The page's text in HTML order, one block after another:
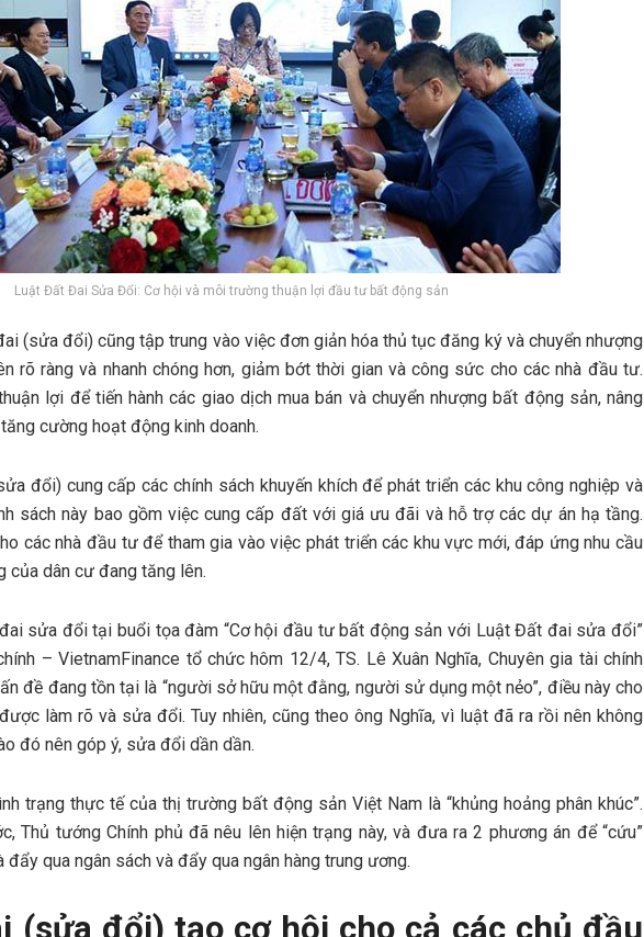
Luật Đất Đai Sửa Đổi: Cơ hội và môi trường thuận lợi đầu tư bất động sản
(sửa đổi) cũng tập trung vào việc đơn giản hóa thủ tục đăng ký và chuyển nhượng
rõ ràng và nhanh chóng hơn, giảm bớt thời gian và công sức cho các nhà đầu tư.
lợi để tiến hành các giao dịch mua bán và chuyển nhượng bất động sản, nâng
cường hoạt động kinh doanh.
đổi) cung cấp các chính sách khuyến khích để phát triển các khu công nghiệp và
sách này bao gồm việc cung cấp đất với giá ưu đãi và hỗ trợ các dự án hạ tầng.
các nhà đầu tư để tham gia vào việc phát triển các khu vực mới, đáp ứng nhu cầu
của dân cư đang tăng lên.
sửa đổi tại buổi tọa đàm “Cơ hội đầu tư bất động sản với Luật Đất đai sửa đổi”
– VietnamFinance tổ chức hôm 12/4, TS. Lê Xuân Nghĩa, Chuyên gia tài chính
đề đang tồn tại là “người sở hữu một đằng, người sử dụng một nẻo”, điều này cho
làm rõ và sửa đổi. Tuy nhiên, cũng theo ông Nghĩa, vì luật đã ra rồi nên không
đó nên góp ý, sửa đổi dần dần.
trạng thực tế của thị trường bất động sản Việt Nam là “khủng hoảng phân khúc”.
Thủ tướng Chính phủ đã nêu lên hiện trạng này, và đưa ra 2 phương án để “cứu”
đẩy qua ngân sách và đẩy qua ngân hàng trung ương.